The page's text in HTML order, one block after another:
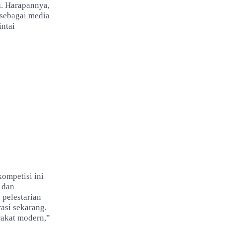
Harapannya,
media
ini
sekarang.
modern,”